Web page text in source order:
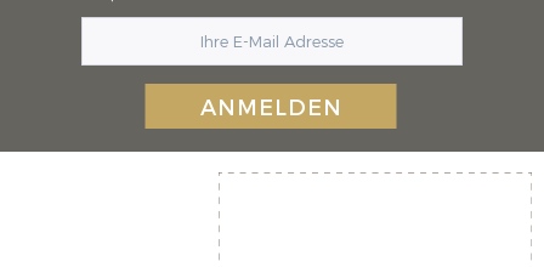
ANMELDEN